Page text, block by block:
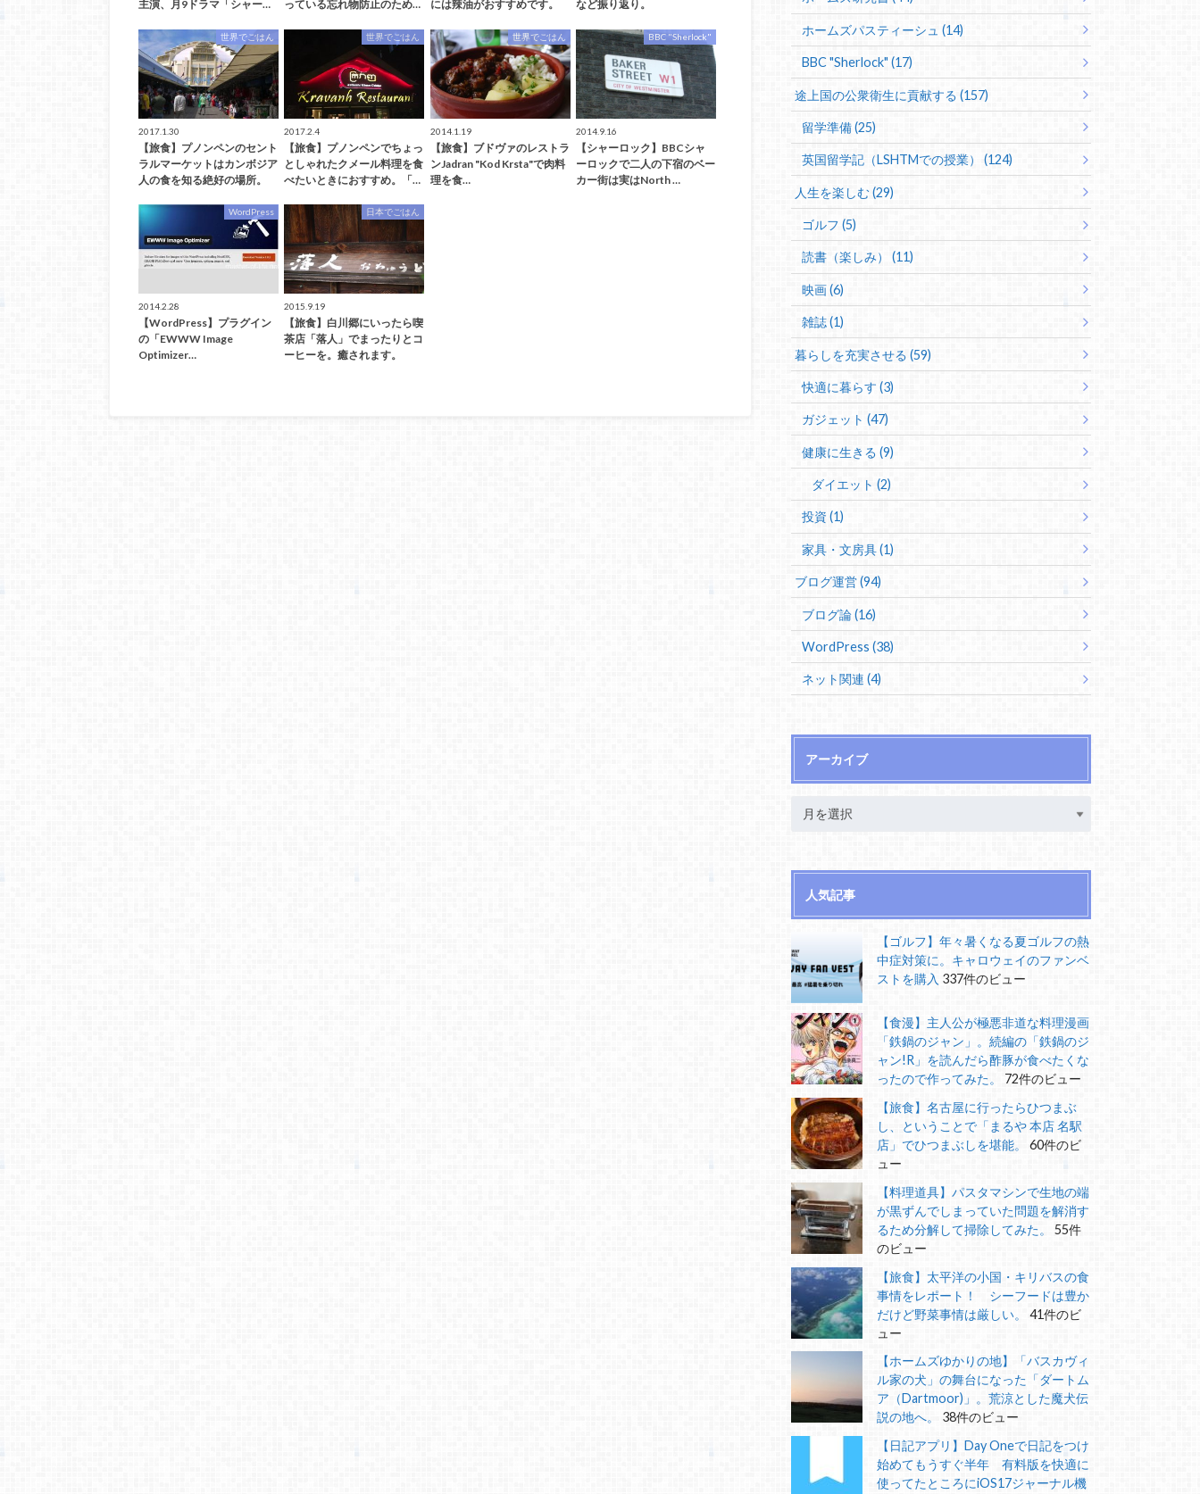
主演、月9ドラマ「シャー…
っている忘れ物防止のため…
には辣油がおすすめです。
など振り返り。
世界でごはん
2017.1.30
【旅食】プノンペンのセント
ラルマーケットはカンボジア
人の食を知る絶好の場所。
世界でごはん
2017.2.4
【旅食】プノンペンでちょっ
としゃれたクメール料理を食
べたいときにおすすめ。「…
世界でごはん
2014.1.19
【旅食】ブドヴァのレストラ
ンJadran "Kod Krsta"で肉料
理を食…
BBC "Sherlock"
2014.9.16
【シャーロック】BBCシャ
ーロックで二人の下宿のベー
カー街は実はNorth …
WordPress
2014.2.28
【WordPress】プラグイン
の「EWWW Image
Optimizer…
日本でごはん
2015.9.19
【旅食】白川郷にいったら喫
茶店「落人」でまったりとコ
ーヒーを。癒されます。
ホームズパスティーシュ (14)
BBC "Sherlock" (17)
途上国の公衆衛生に貢献する (157)
留学準備 (25)
英国留学記（LSHTMでの授業） (124)
人生を楽しむ (29)
ゴルフ (5)
読書（楽しみ） (11)
映画 (6)
雑誌 (1)
暮らしを充実させる (59)
快適に暮らす (3)
ガジェット (47)
健康に生きる (9)
ダイエット (2)
投資 (1)
家具・文房具 (1)
ブログ運営 (94)
ブログ論 (16)
WordPress (38)
ネット関連 (4)
アーカイブ
人気記事
【ゴルフ】年々暑くなる夏ゴルフの熱
中症対策に。キャロウェイのファンベ
ストを購入 337件のビュー
【食漫】主人公が極悪非道な料理漫画
「鉄鍋のジャン」。続編の「鉄鍋のジ
ャン!R」を読んだら酢豚が食べたくな
ったので作ってみた。
72件のビュー
【旅食】名古屋に行ったらひつまぶ
し、ということで「まるや 本店 名駅
店」でひつまぶしを堪能。
60件のビ
ュー
【料理道具】パスタマシンで生地の端
が黒ずんでしまっていた問題を解消す
るため分解して掃除してみた。
55件
のビュー
【旅食】太平洋の小国・キリバスの食
事情をレポート！ シーフードは豊か
だけど野菜事情は厳しい。
41件のビ
ュー
【ホームズゆかりの地】「バスカヴィ
ル家の犬」の舞台になった「ダートム
ア（Dartmoor)」。荒涼とした魔犬伝
説の地へ。
38件のビュー
【日記アプリ】Day Oneで日記をつけ
始めてもうすぐ半年 有料版を快適に
使ってたところにiOS17ジャーナル機